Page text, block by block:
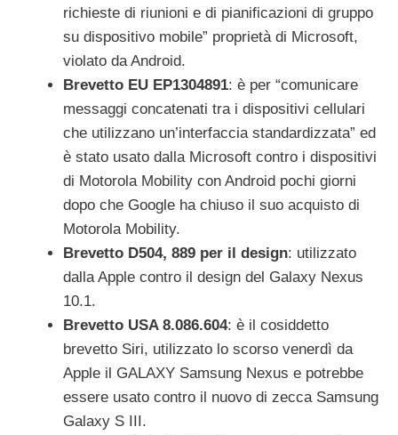
richieste di riunioni e di pianificazioni di gruppo
su dispositivo mobile” proprietà di Microsoft,
violato da Android.
Brevetto EU EP1304891: è per “comunicare
messaggi concatenati tra i dispositivi cellulari
che utilizzano un’interfaccia standardizzata” ed
è stato usato dalla Microsoft contro i dispositivi
di Motorola Mobility con Android pochi giorni
dopo che Google ha chiuso il suo acquisto di
Motorola Mobility.
Brevetto D504, 889 per il design: utilizzato
dalla Apple contro il design del Galaxy Nexus
10.1.
Brevetto USA 8.086.604: è il cosiddetto
brevetto Siri, utilizzato lo scorso venerdì da
Apple il GALAXY Samsung Nexus e potrebbe
essere usato contro il nuovo di zecca Samsung
Galaxy S III.